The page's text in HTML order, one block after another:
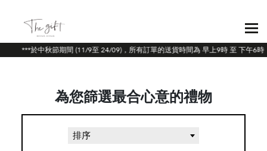
***於中秋節期間 (11/9至 24/09)，所有訂單的送貨時間為 早上9時 至 下午6時
為您篩選最合心意的禮物
排序